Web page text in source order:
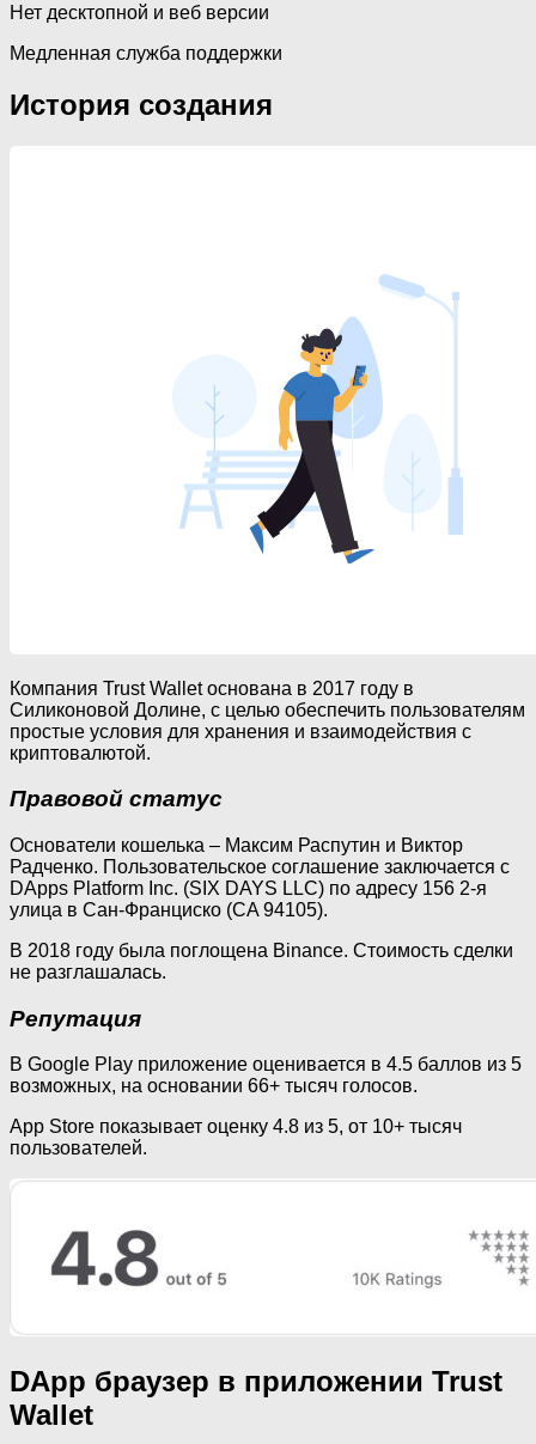
Нет десктопной и веб версии
Медленная служба поддержки
История создания
Компания Trust Wallet основана в 2017 году в
Силиконовой Долине, с целью обеспечить пользователям
простые условия для хранения и взаимодействия с
криптовалютой.
Правовой статус
Основатели кошелька – Максим Распутин и Виктор
Радченко. Пользовательское соглашение заключается с
DApps Platform Inc. (SIX DAYS LLC) по адресу 156 2-я
улица в Сан-Франциско (CA 94105).
В 2018 году была поглощена Binance. Стоимость сделки
не разглашалась.
Репутация
В Google Play приложение оценивается в 4.5 баллов из 5
возможных, на основании 66+ тысяч голосов.
App Store показывает оценку 4.8 из 5, от 10+ тысяч
пользователей.
DApp браузер в приложении Trust
Wallet